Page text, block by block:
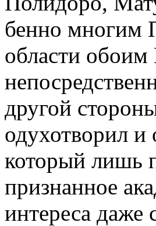
бенно многим
области
другой
одухотворил и
который лишь
признанное
интереса даже